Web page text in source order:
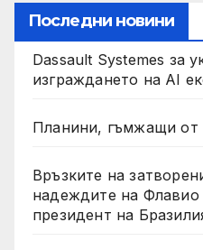
Последни новини
Dassault Systemes за
изграждането на AI
Планини, гъмжащи от
Връзките на
надеждите на Флавио
президент на